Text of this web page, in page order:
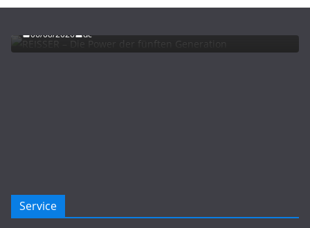
REISSER – Die Power der fünften Generation
06/08/2026 dc
Service